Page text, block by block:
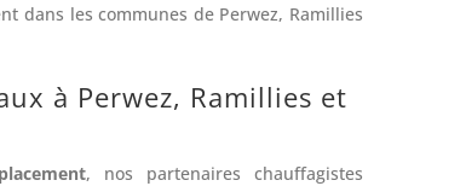
dans les communes de Perwez, Ramillies
à Perwez, Ramillies et
, nos partenaires chauffagistes